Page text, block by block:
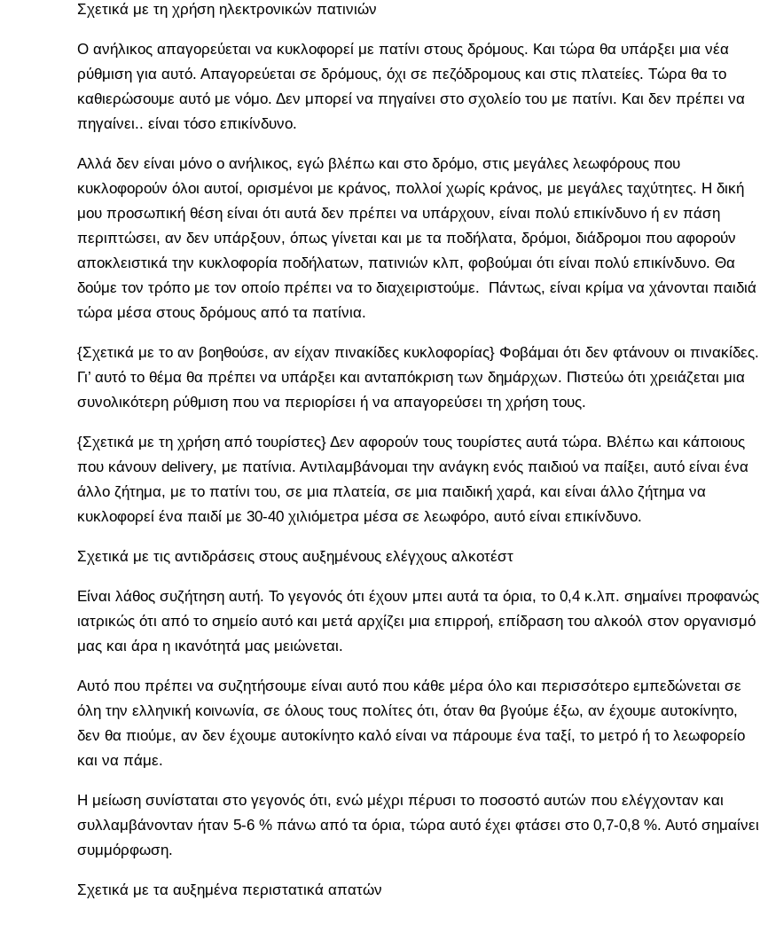
Σχετικά με τη χρήση ηλεκτρονικών πατινιών
Ο ανήλικος απαγορεύεται να κυκλοφορεί με πατίνι στους δρόμους. Και τώρα θα υπάρξει μια νέα
ρύθμιση για αυτό. Απαγορεύεται σε δρόμους, όχι σε πεζόδρομους και στις πλατείες. Τώρα θα το
καθιερώσουμε αυτό με νόμο. Δεν μπορεί να πηγαίνει στο σχολείο του με πατίνι. Και δεν πρέπει να
πηγαίνει.. είναι τόσο επικίνδυνο.
Αλλά δεν είναι μόνο ο ανήλικος, εγώ βλέπω και στο δρόμο, στις μεγάλες λεωφόρους που
κυκλοφορούν όλοι αυτοί, ορισμένοι με κράνος, πολλοί χωρίς κράνος, με μεγάλες ταχύτητες. Η δική
μου προσωπική θέση είναι ότι αυτά δεν πρέπει να υπάρχουν, είναι πολύ επικίνδυνο ή εν πάση
περιπτώσει, αν δεν υπάρξουν, όπως γίνεται και με τα ποδήλατα, δρόμοι, διάδρομοι που αφορούν
αποκλειστικά την κυκλοφορία ποδήλατων, πατινιών κλπ, φοβούμαι ότι είναι πολύ επικίνδυνο. Θα
δούμε τον τρόπο με τον οποίο πρέπει να το διαχειριστούμε. Πάντως, είναι κρίμα να χάνονται παιδιά
τώρα μέσα στους δρόμους από τα πατίνια.
{Σχετικά με το αν βοηθούσε, αν είχαν πινακίδες κυκλοφορίας} Φοβάμαι ότι δεν φτάνουν οι πινακίδες.
Γι’ αυτό το θέμα θα πρέπει να υπάρξει και ανταπόκριση των δημάρχων. Πιστεύω ότι χρειάζεται μια
συνολικότερη ρύθμιση που να περιορίσει ή να απαγορεύσει τη χρήση τους.
{Σχετικά με τη χρήση από τουρίστες} Δεν αφορούν τους τουρίστες αυτά τώρα. Βλέπω και κάποιους
που κάνουν delivery, με πατίνια. Αντιλαμβάνομαι την ανάγκη ενός παιδιού να παίξει, αυτό είναι ένα
άλλο ζήτημα, με το πατίνι του, σε μια πλατεία, σε μια παιδική χαρά, και είναι άλλο ζήτημα να
κυκλοφορεί ένα παιδί με 30-40 χιλιόμετρα μέσα σε λεωφόρο, αυτό είναι επικίνδυνο.
Σχετικά με τις αντιδράσεις στους αυξημένους ελέγχους αλκοτέστ
Είναι λάθος συζήτηση αυτή. Το γεγονός ότι έχουν μπει αυτά τα όρια, το 0,4 κ.λπ. σημαίνει προφανώς
ιατρικώς ότι από το σημείο αυτό και μετά αρχίζει μια επιρροή, επίδραση του αλκοόλ στον οργανισμό
μας και άρα η ικανότητά μας μειώνεται.
Αυτό που πρέπει να συζητήσουμε είναι αυτό που κάθε μέρα όλο και περισσότερο εμπεδώνεται σε
όλη την ελληνική κοινωνία, σε όλους τους πολίτες ότι, όταν θα βγούμε έξω, αν έχουμε αυτοκίνητο,
δεν θα πιούμε, αν δεν έχουμε αυτοκίνητο καλό είναι να πάρουμε ένα ταξί, το μετρό ή το λεωφορείο
και να πάμε.
Η μείωση συνίσταται στο γεγονός ότι, ενώ μέχρι πέρυσι το ποσοστό αυτών που ελέγχονταν και
συλλαμβάνονταν ήταν 5-6 % πάνω από τα όρια, τώρα αυτό έχει φτάσει στο 0,7-0,8 %. Αυτό σημαίνει
συμμόρφωση.
Σχετικά με τα αυξημένα περιστατικά απατών